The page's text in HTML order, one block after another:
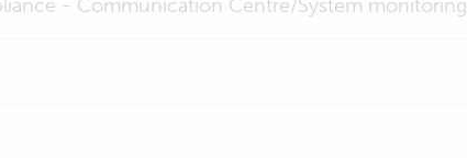
- Communication Centre/System monitoring